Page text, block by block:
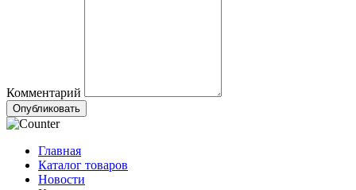
Комментарий
Опубликовать
Главная
Каталог товаров
Новости